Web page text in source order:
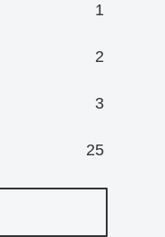
1
2
3
25